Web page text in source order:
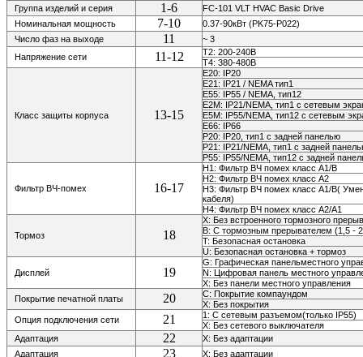
Группа изделий и серия 1-6
FC-101 VLT HVAC Basic Drive
Номинальная мощность
7-10
0.37-90кВт (PK75-P022)
Число фаз на выходе
11
~ 3
Напряжение сети
11-12
Т2: 200-240В
Т4: 380-480В
Класс защиты корпуса 13-15
E20: IP20
E21: IP21 / NEMA тип1
E55: IP55 / NEMA, тип12
E2M: IP21/NEMA, тип1 с сетевым
E5M: IP55/NEMA, тип12 с сетевым
E66: IP66
P20: IP20, тип1 с задней панелью
P21: IP21/NEMA, тип1 с задней
P55: IP55/NEMA, тип12 с задней
Фильтр ВЧ-помех 16-17
H1: Фильтр ВЧ помех класс A1/В
H2: Фильтр ВЧ помех класс A2
H3: Фильтр ВЧ помех класс A1/B(
кабеля)
H4: Фильтр ВЧ помех класс A2/A1
Тормоз 18
X: Без встроенного тормозного
B: С тормозным прерывателем (1,5 -
T: Безопасная остановка
U: Безопасная остановка + тормоз
Дисплей 19
G: Графическая панельместного
N: Цифровая панель местного
Х: Без панели местного управления
Покрытие печатной платы
20
С: Покрытие компаундом
Х: Без покрытия
Опция подключения сети
21
1: С сетевым разъемом(только IP55)
Х: Без сетевого выключателя
Адаптация
22
X: Без адаптации
Адаптация
23
X: Без адаптации